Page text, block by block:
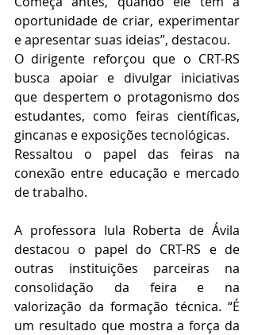
oportunidade de criar, experimentar
e apresentar suas ideias”, destacou.
O dirigente reforçou que o CRT-RS
busca apoiar e divulgar iniciativas
que despertem o protagonismo dos
estudantes, como feiras científicas,
gincanas e exposições tecnológicas.
Ressaltou o papel das feiras na
conexão entre educação e mercado
de trabalho.
A professora Iula Roberta de Ávila
destacou o papel do CRT-RS e de
outras instituições parceiras na
consolidação da feira e na
valorização da formação técnica. “É
um resultado que mostra a força da